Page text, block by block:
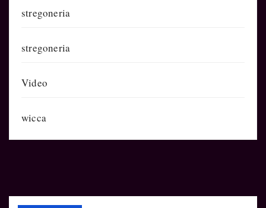
stregoneria
stregoneria
Video
wicca